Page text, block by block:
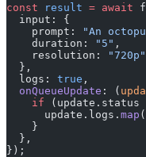
const result = await
  input: {
    prompt:
"An
    duration:
"5" ,
    resolution:
"720p"
  },
  logs:
true ,
  onQueueUpdate
: (
    if
(update.status
      update.logs.
map
    }
  },
});